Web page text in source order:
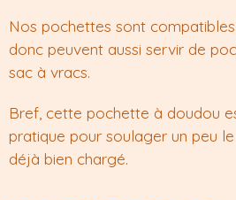
Nos pochettes sont
donc peuvent aussi servir de
sac à vracs.
Bref, cette pochette à doudou
pratique pour soulager un peu
déjà bien chargé.